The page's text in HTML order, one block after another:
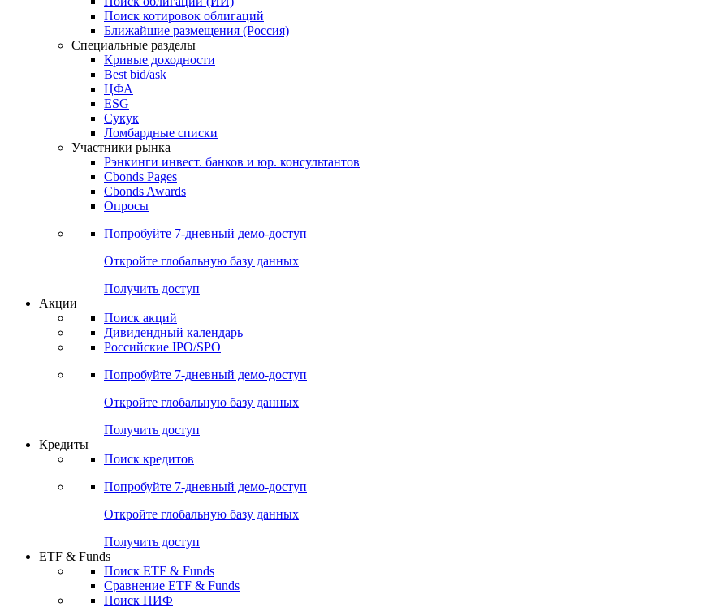
Облигации
Поиски
Поиск облигаций & Карты рынка
Поиск облигаций (ИИ)
Поиск котировок облигаций
Ближайшие размещения (Россия)
Специальные разделы
Кривые доходности
Best bid/ask
ЦФА
ESG
Сукук
Ломбардные списки
Участники рынка
Рэнкинги инвест. банков и юр. консультантов
Cbonds Pages
Cbonds Awards
Опросы
Попробуйте7-дневный
Откройте глобальную базу данных
Получить доступ
Акции
Поиск акций
Дивидендный календарь
Российские IPO/SPO
Попробуйте7-дневный
Откройте глобальную базу данных
Получить доступ
Кредиты
Поиск кредитов
Попробуйте7-дневный
Откройте глобальную базу данных
Получить доступ